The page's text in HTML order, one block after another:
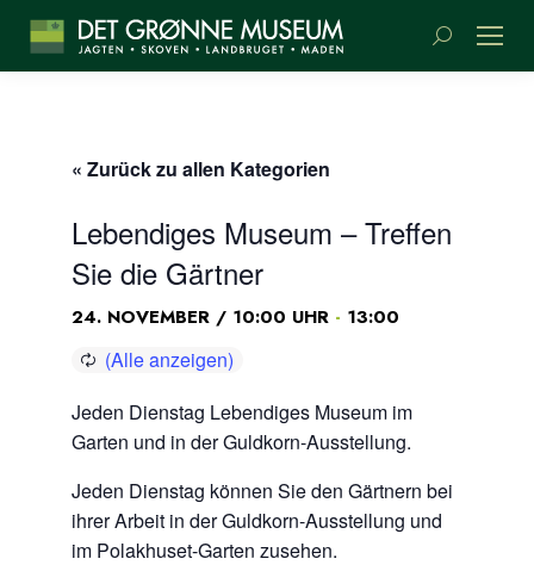
Suchen:
« Zurück zu allen Kategorien
Lebendiges Museum – Treffen
Sie die Gärtner
24. NOVEMBER / 10:00 UHR - 13:00
Jeden Dienstag Lebendiges Museum im
Garten und in der Guldkorn-Ausstellung.
Jeden Dienstag können Sie den Gärtnern bei
ihrer Arbeit in der Guldkorn-Ausstellung und
im Polakhuset-Garten zusehen.